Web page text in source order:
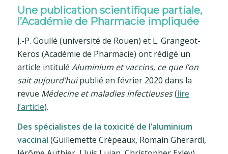
Une publication scientifique partiale,
l’Académie de Pharmacie impliquée
J.-P. Goullé (université de Rouen) et L. Grangeot-
Keros (Académie de Pharmacie) ont rédigé un
article intitulé Aluminium et vaccins, ce que l’on
sait aujourd’huipublié en février 2020 dans la
revue Médecine et maladies infectieuses(lire
l’article).
Des spécialistes de la toxicité de l’aluminium
vaccinal (Guillemette Crépeaux, Romain Gherardi,